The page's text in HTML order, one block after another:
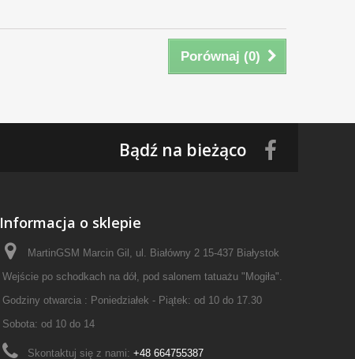
Porównaj (0)
Bądź na bieżąco
Informacja o sklepie
MartinGSM Marcin Gil, ul. Białówny 2 15-437 Białystok
Wejście po schodkach na dół, pod salonem tatuażu "Mogiła".
Godziny otwarcia : Poniedziałek - Piątek: od 10 do 17.30
Sobota: od 10 do 14
Skontaktuj się z nami: +48 664755387